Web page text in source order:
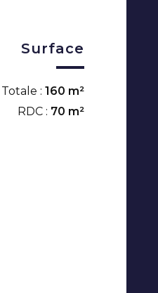
Surface
Totale : 160 m²
RDC : 70 m²